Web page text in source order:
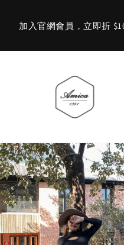
加入官網會員，立即折